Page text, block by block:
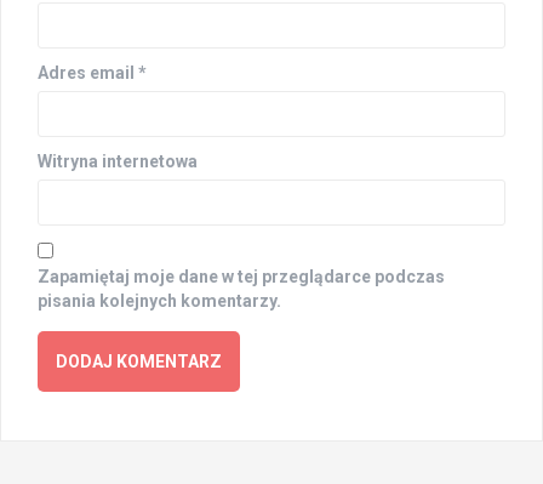
Adres email *
Witryna internetowa
Zapamiętaj moje dane w tej przeglądarce podczas
pisania kolejnych komentarzy.